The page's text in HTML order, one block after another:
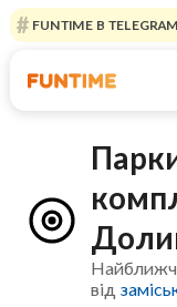
FUNTIME В TELEGRAM
від